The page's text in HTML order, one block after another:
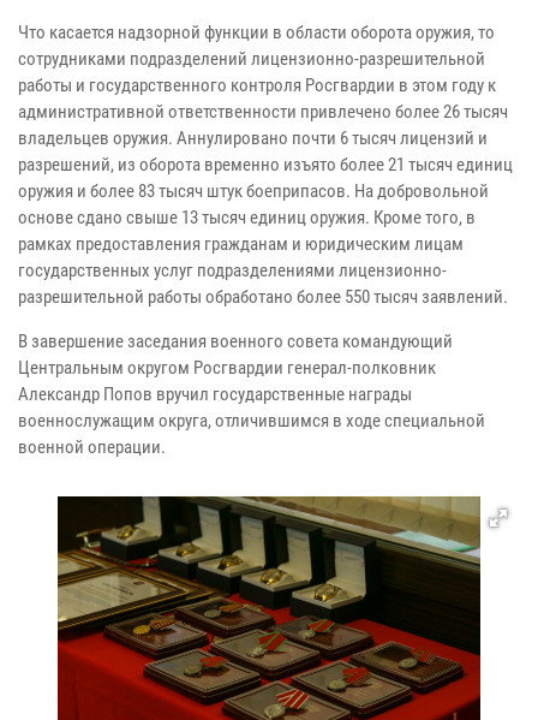
Что касается надзорной функции в области оборота оружия, то
сотрудниками подразделений лицензионно-разрешительной
работы и государственного контроля Росгвардии в этом году к
административной ответственности привлечено более 26 тысяч
владельцев оружия. Аннулировано почти 6 тысяч лицензий и
разрешений, из оборота временно изъято более 21 тысяч единиц
оружия и более 83 тысяч штук боеприпасов. На добровольной
основе сдано свыше 13 тысяч единиц оружия. Кроме того, в
рамках предоставления гражданам и юридическим лицам
государственных услуг подразделениями лицензионно-
разрешительной работы обработано более 550 тысяч заявлений.
В завершение заседания военного совета командующий
Центральным округом Росгвардии генерал-полковник
Александр Попов вручил государственные награды
военнослужащим округа, отличившимся в ходе специальной
военной операции.